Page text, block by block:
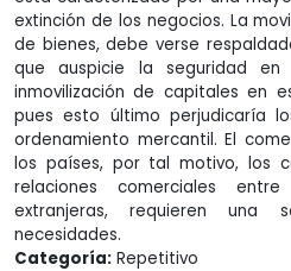
extinción de los negocios. La
de bienes, debe verse
que auspicie la seguridad
inmovilización de capitales en
pues esto último perjudicaría
ordenamiento mercantil. El
los países, por tal motivo, los
relaciones comerciales
extranjeras, requieren una
necesidades.
Categoría: Repetitivo